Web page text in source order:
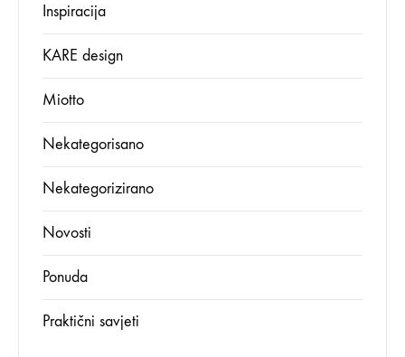
Inspiracija
KARE design
Miotto
Nekategorisano
Nekategorizirano
Novosti
Ponuda
Praktični savjeti